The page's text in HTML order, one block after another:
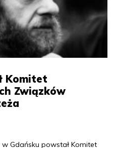
Komitet
Związków
Gdańsku powstał Komitet